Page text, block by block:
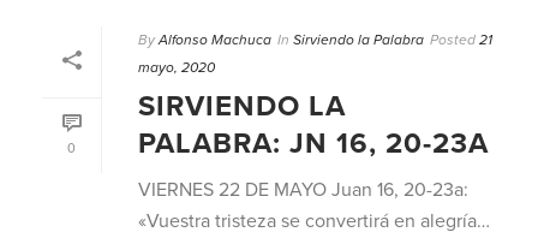
0
By Alfonso Machuca In Sirviendo la Palabra Posted 21
mayo, 2020
SIRVIENDO LA
PALABRA: JN 16, 20-23A
VIERNES 22 DE MAYO Juan 16, 20-23a:
«Vuestra tristeza se convertirá en alegría…